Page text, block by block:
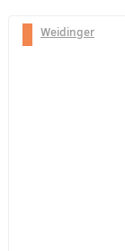
Weidinger